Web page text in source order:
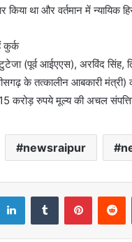
था और वर्तमान में न्यायिक
कुर्क
(पूर्व आईएएस), अरविंद सिंह,
के तत्कालीन आबकारी मंत्री)
करोड़ रुपये मूल्य की अचल
newsraipur
LinkedInTumblr Pinterest